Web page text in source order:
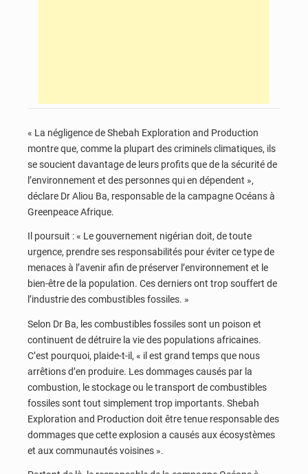
« La négligence de Shebah Exploration and Production
montre que, comme la plupart des criminels climatiques, ils
se soucient davantage de leurs profits que de la sécurité de
l’environnement et des personnes qui en dépendent »,
déclare Dr Aliou Ba, responsable de la campagne Océans à
Greenpeace Afrique.
Il poursuit : « Le gouvernement nigérian doit, de toute
urgence, prendre ses responsabilités pour éviter ce type de
menaces à l’avenir afin de préserver l’environnement et le
bien-être de la population. Ces derniers ont trop souffert de
l’industrie des combustibles fossiles. »
Selon Dr Ba, les combustibles fossiles sont un poison et
continuent de détruire la vie des populations africaines.
C’est pourquoi, plaide-t-il, « il est grand temps que nous
arrêtions d’en produire. Les dommages causés par la
combustion, le stockage ou le transport de combustibles
fossiles sont tout simplement trop importants. Shebah
Exploration and Production doit être tenue responsable des
dommages que cette explosion a causés aux écosystèmes
et aux communautés voisines ».